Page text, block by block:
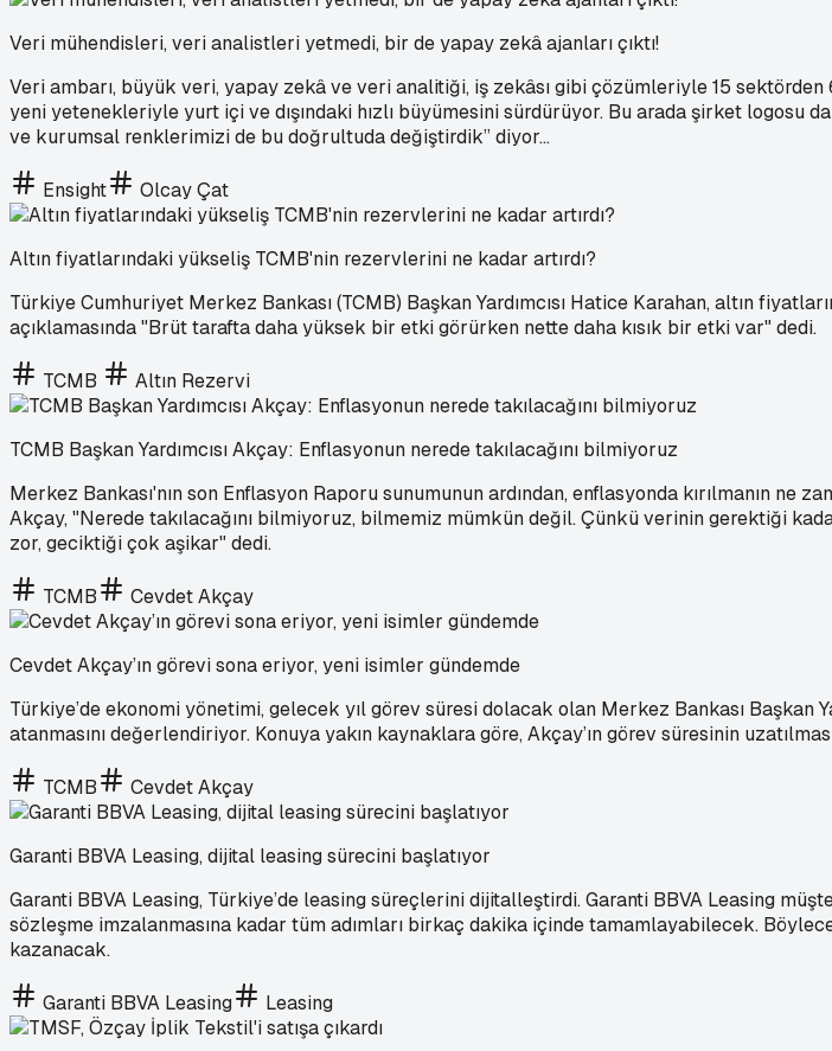
Veri mühendisleri, veri analistleri yetmedi, bir de yapay zekâ ajanları çıktı!
Veri ambarı, büyük veri, yapay zekâ ve veri analitiği, iş zekâsı gibi çözümleriyle 15
yeni yetenekleriyle yurt içi ve dışındaki hızlı büyümesini sürdürüyor. Bu arada şirket logosu
ve kurumsal renklerimizi de bu doğrultuda değiştirdik” diyor...
Ensight Olcay Çat
Altın fiyatlarındaki yükseliş TCMB'nin rezervlerini ne kadar artırdı?
Türkiye Cumhuriyet Merkez Bankası (TCMB) Başkan Yardımcısı Hatice Karahan, altın
açıklamasında "Brüt tarafta daha yüksek bir etki görürken nette daha kısık bir etki var" dedi.
TCMB Altın Rezervi
TCMB Başkan Yardımcısı Akçay: Enflasyonun nerede takılacağını bilmiyoruz
Merkez Bankası'nın son Enflasyon Raporu sunumunun ardından, enflasyonda kırılmanın ne
Akçay, "Nerede takılacağını bilmiyoruz, bilmemiz mümkün değil. Çünkü verinin gerektiği
zor, geciktiği çok aşikar" dedi.
TCMB Cevdet Akçay
Cevdet Akçay’ın görevi sona eriyor, yeni isimler gündemde
Türkiye’de ekonomi yönetimi, gelecek yıl görev süresi dolacak olan Merkez Bankası Başkan
atanmasını değerlendiriyor. Konuya yakın kaynaklara göre, Akçay’ın görev süresinin
TCMB Cevdet Akçay
Garanti BBVA Leasing, dijital leasing sürecini başlatıyor
Garanti BBVA Leasing, Türkiye’de leasing süreçlerini dijitalleştirdi. Garanti BBVA Leasing
sözleşme imzalanmasına kadar tüm adımları birkaç dakika içinde tamamlayabilecek.
kazanacak.
Garanti BBVA Leasing Leasing